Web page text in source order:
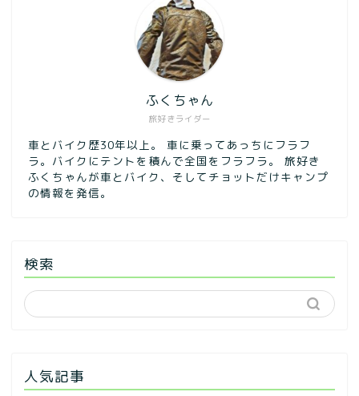
旅好きライダー
ふくちゃん
車とバイク歴30年以上。 車に乗ってあっちにフラフ
ラ。バイクにテントを積んで全国をフラフラ。 旅好き
ふくちゃんが車とバイク、そしてチョットだけキャンプ
の情報を発信。
検索
人気記事